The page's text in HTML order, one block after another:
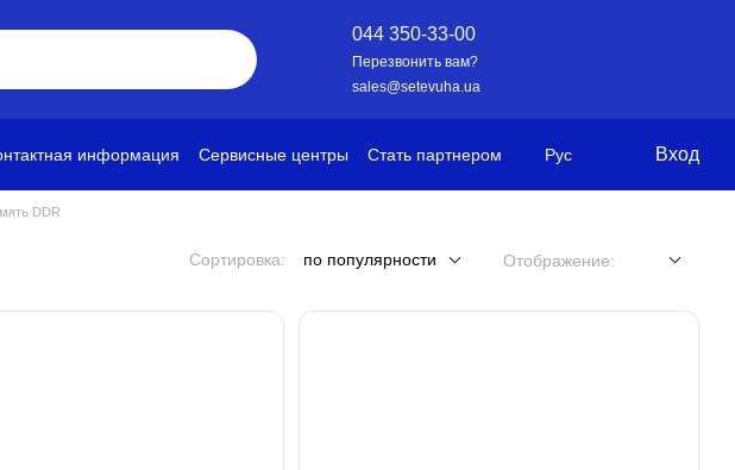
044 350-33-00
Перезвонить вам?
sales@setevuha.ua
информация Сервисные центры
Стать партнером
Рус Вход
DDR
Сортировка: по популярности Отображение: